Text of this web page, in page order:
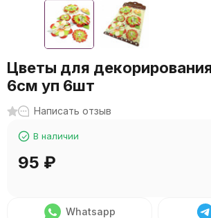
Цветы для
6см уп 6шт
Написать отзыв
В наличии
95 ₽
Whatsapp